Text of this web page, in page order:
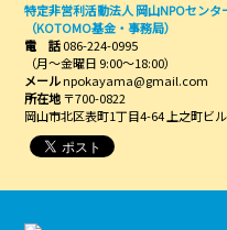
特定非営利活動法人 岡山NPOセンタ
（KOTOMO基金・事務局）
電 話086-224-0995
（月～金曜日 9:00～18:00）
メールnpokayama@gmail.com
所在地〒700-0822
岡山市北区表町1丁目4-64 上之町ビ